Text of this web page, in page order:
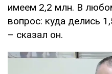
имеем 2,2 млн. В
вопрос: куда делись
– сказал он.